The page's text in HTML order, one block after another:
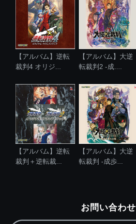
【アルバム】逆転
裁判4 オリジ...
【アルバム】大逆
転裁判2 -成....
【アルバム】逆転
裁判＋逆転裁...
【アルバム】大逆
転裁判 -成歩...
お問い合わせ